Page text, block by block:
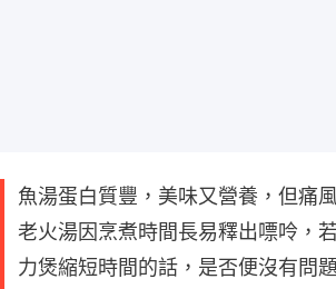
魚湯蛋白質豐，美味又營養，但痛
老火湯因烹煮時間長易釋出嘌呤，
力煲縮短時間的話，是否便沒有問